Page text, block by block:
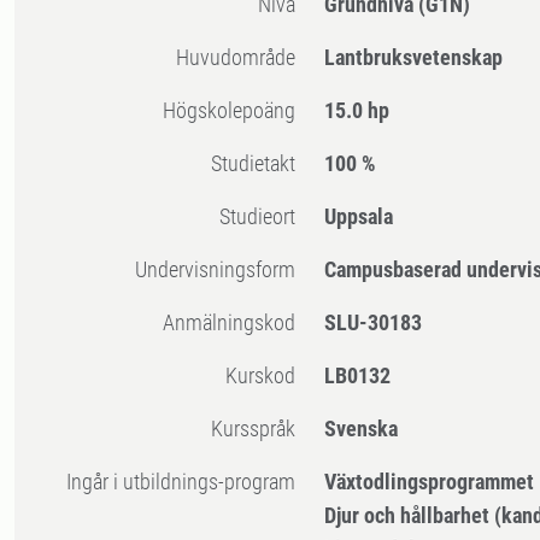
Huvudområde Lantbruksvetenskap
högskolepoäng 15.0 hp
Studietakt 100 %
Studieort Uppsala
Undervisningsform Campusbaserad
Anmälningskod SLU-30183
Kurskod LB0132
Kursspråk Svenska
Ingår i utbildnings-program
Växtodlingsprogrammet
Djur och hållbarhet